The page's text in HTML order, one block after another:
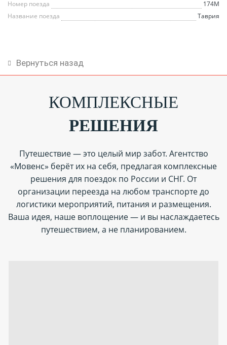
Номер поезда
174М
Название поезда
Таврия
Вернуться назад
КОМПЛЕКСНЫЕ
РЕШЕНИЯ
Путешествие — это целый мир забот. Агентство
«Мовенс» берёт их на себя, предлагая комплексные
решения для поездок по России и СНГ. От
организации переезда на любом транспорте до
логистики мероприятий, питания и размещения.
Ваша идея, наше воплощение — и вы наслаждаетесь
путешествием, а не планированием.